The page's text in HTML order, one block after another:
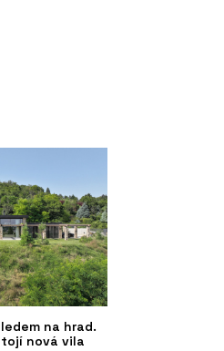
na hrad.
nová vila